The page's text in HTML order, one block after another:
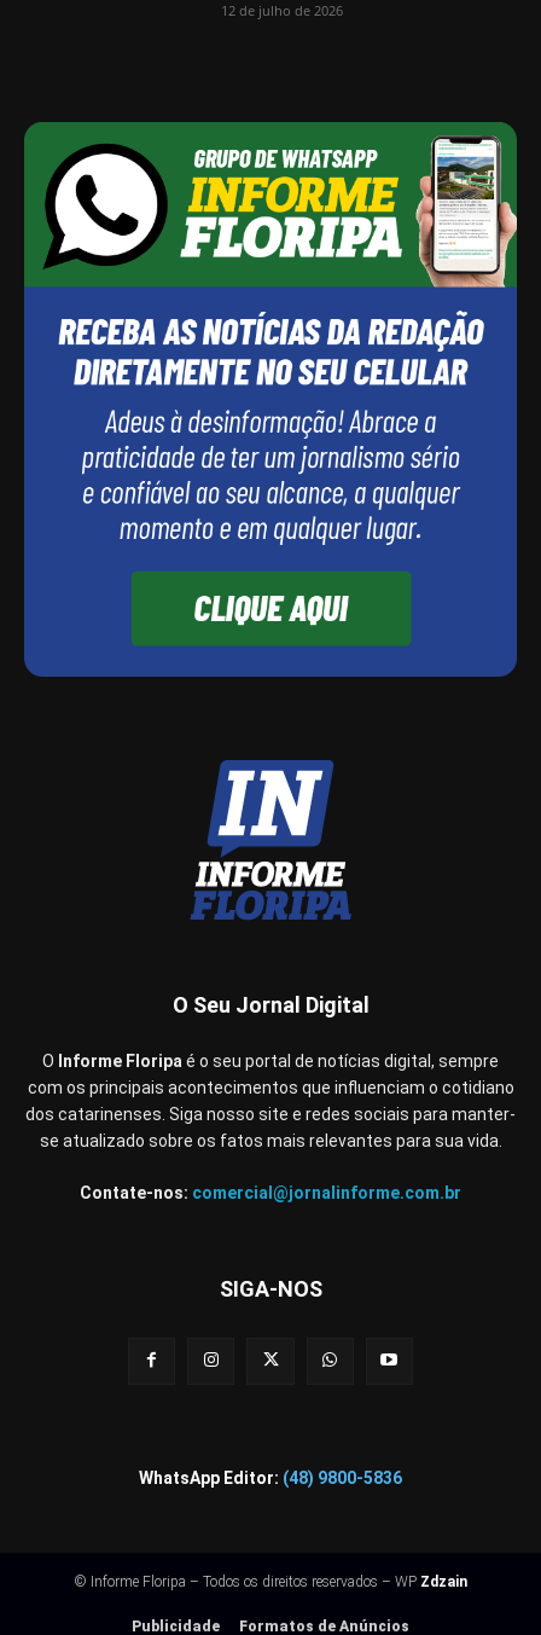
12 de julho de 2026
O Seu Jornal Digital
O Informe Floripaé o seu portal de notícias digital, sempre
com os principais acontecimentos que influenciam o cotidiano
dos catarinenses. Siga nosso site e redes sociais para manter-
se atualizado sobre os fatos mais relevantes para sua vida.
Contate-nos: comercial@jornalinforme.com.br
SIGA-NOS
WhatsApp Editor: (48) 9800-5836
© Informe Floripa – Todos os direitos reservados – WP Zdzain
Publicidade Formatos de Anúncios